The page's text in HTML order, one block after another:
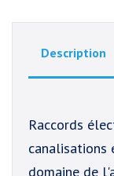
Description
Raccords
canalisations
domaine de